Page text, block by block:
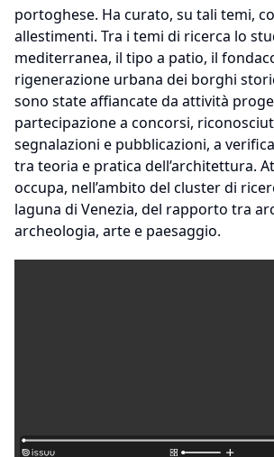
portoghese. Ha curato, su tali temi,
allestimenti. Tra i temi di ricerca lo
mediterranea, il tipo a patio, il
rigenerazione urbana dei borghi
sono state affiancate da attività
partecipazione a concorsi,
segnalazioni e pubblicazioni, a
tra teoria e pratica dell’architettura.
occupa, nell’ambito del cluster di
laguna di Venezia, del rapporto tra
archeologia, arte e paesaggio.